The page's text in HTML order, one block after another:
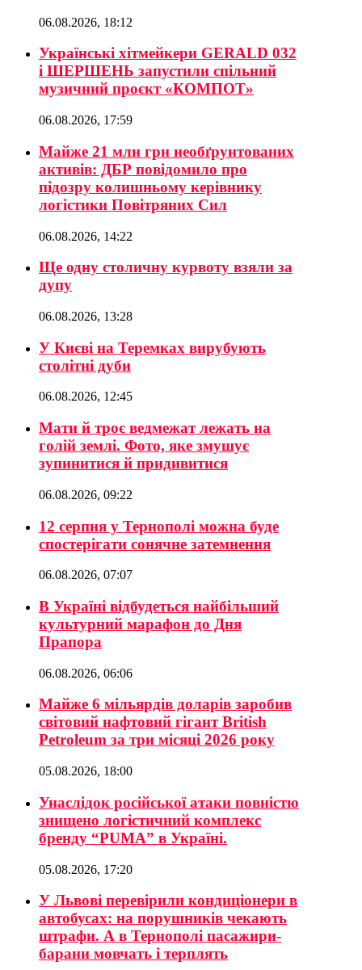
06.08.2026, 18:12
Українські хітмейкери GERALD 032
і ШЕРШЕНЬ запустили спільний
музичний проєкт «КОМПОТ»
06.08.2026, 17:59
Майже 21 млн грн необґрунтованих
активів: ДБР повідомило про
підозру колишньому керівнику
логістики Повітряних Сил
06.08.2026, 14:22
Ще одну столичну курвоту взяли за
дупу
06.08.2026, 13:28
У Києві на Теремках вирубують
столітні дуби
06.08.2026, 12:45
Мати й троє ведмежат лежать на
голій землі. Фото, яке змушує
зупинитися й придивитися
06.08.2026, 09:22
12 серпня у Тернополі можна буде
спостерігати сонячне затемнення
06.08.2026, 07:07
В Україні відбудеться найбільший
культурний марафон до Дня
Прапора
06.08.2026, 06:06
Майже 6 мільярдів доларів заробив
світовий нафтовий гігант British
Petroleum за три місяці 2026 року
05.08.2026, 18:00
Унаслідок російської атаки повністю
знищено логістичний комплекс
бренду “PUMA” в Україні.
05.08.2026, 17:20
У Львові перевірили кондиціонери в
автобусах: на порушників чекають
штрафи. А в Тернополі пасажири-
барани мовчать і терплять